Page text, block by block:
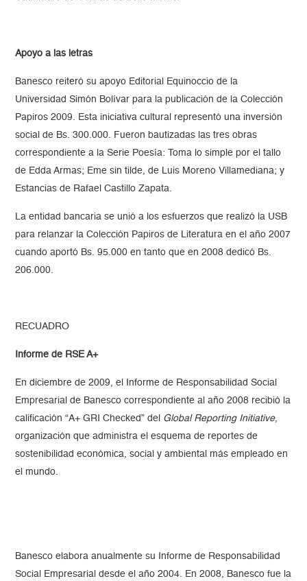
Apoyo a las letras
Banesco reiteró su apoyo Editorial Equinoccio de la
Universidad Simón Bolívar para la publicación de la Colección
Papiros 2009. Esta iniciativa cultural representó una inversión
social de Bs. 300.000. Fueron bautizadas las tres obras
correspondiente a la Serie Poesía: Toma lo simple por el tallo
de Edda Armas; Eme sin tilde, de Luis Moreno Villamediana; y
Estancias de Rafael Castillo Zapata.
La entidad bancaria se unió a los esfuerzos que realizó la USB
para relanzar la Colección Papiros de Literatura en el año 2007
cuando aportó Bs. 95.000 en tanto que en 2008 dedicó Bs.
206.000.
RECUADRO
Informe de RSE A+
En diciembre de 2009, el Informe de Responsabilidad Social
Empresarial de Banesco correspondiente al año 2008 recibió la
calificación “A+ GRI Checked” del Global Reporting Initiative,
organización que administra el esquema de reportes de
sostenibilidad económica, social y ambiental más empleado en
el mundo.
Banesco elabora anualmente su Informe de Responsabilidad
Social Empresarial desde el año 2004. En 2008, Banesco fue la